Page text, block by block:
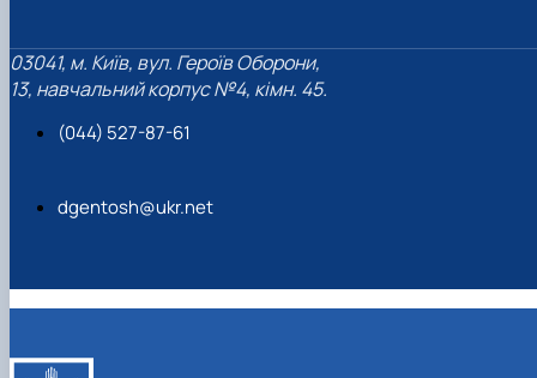
03041, м. Київ, вул. Героїв Оборони,
13, навчальний корпус №4, кімн. 45.
(044) 527-87-61
dgentosh@ukr.net